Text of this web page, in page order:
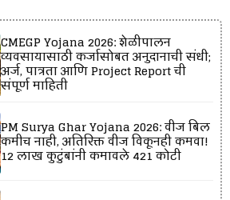
CMEGP Yojana 2026: शेळीपालन
व्यवसायासाठी कर्जासोबत अनुदानाची संधी;
अर्ज, पात्रता आणि Project Report ची
संपूर्ण माहिती
PM Surya Ghar Yojana 2026: वीज बिल
कमीच नाही, अतिरिक्त वीज विकूनही कमवा!
12 लाख कुटुंबांनी कमावले ₹421 कोटी